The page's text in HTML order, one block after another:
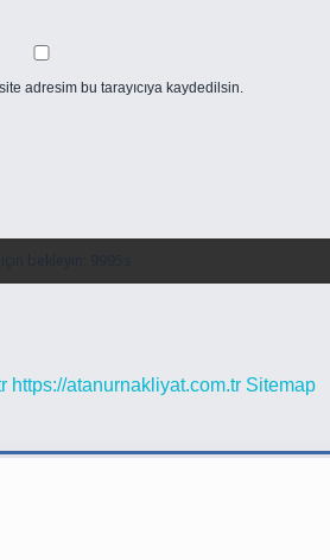
adresim bu tarayıcıya kaydedilsin.
https://atanurnakliyat.com.tr Sitemap